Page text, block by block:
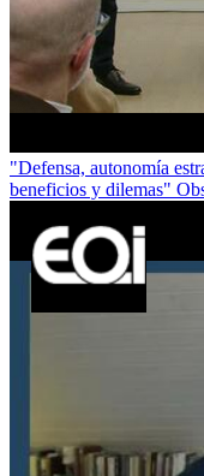
"Defensa, autonomía
beneficios y dilemas"